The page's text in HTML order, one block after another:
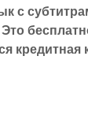
с
кредитная